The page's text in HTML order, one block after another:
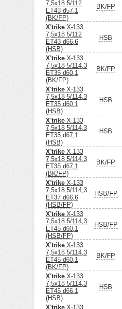
7,5x18 5/112
ET43 d57,1
(BK/FP)
BK/FP
X'trikeX-133
7,5x18 5/112
ET43 d66,6
(HSB)
HSB
X'trikeX-133
7,5x18 5/114,3
ET35 d60,1
(BK/FP)
BK/FP
X'trikeX-133
7,5x18 5/114,3
ET35 d60,1
(HSB)
HSB
X'trikeX-133
7,5x18 5/114,3
ET35 d67,1
(HSB)
HSB
X'trikeX-133
7,5x18 5/114,3
ET35 d67,1
(BK/FP)
BK/FP
X'trikeX-133
7,5x18 5/114,3
ET37 d66,6
(HSB/FP)
HSB/FP
X'trikeX-133
7,5x18 5/114,3
ET45 d60,1
(HSB/FP)
HSB/FP
X'trikeX-133
7,5x18 5/114,3
ET45 d60,1
(BK/FP)
BK/FP
X'trikeX-133
7,5x18 5/114,3
ET45 d66,1
(HSB)
HSB
X'trikeX-133